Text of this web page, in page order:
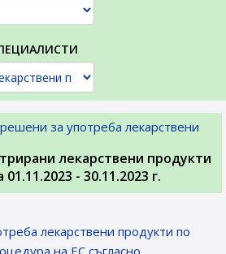
за употреба лекарствени
лекарствени продукти
- 30.11.2023 г.
лекарствени продукти по
на ЕС съгласно